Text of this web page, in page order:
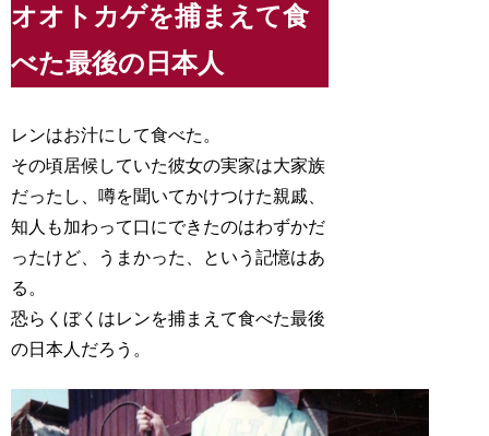
オオトカゲを捕まえて食
べた最後の日本人
レンはお汁にして食べた。
その頃居候していた彼女の実家は大家族
だったし、噂を聞いてかけつけた親戚、
知人も加わって口にできたのはわずかだ
ったけど、うまかった、という記憶はあ
る。
恐らくぼくはレンを捕まえて食べた最後
の日本人だろう。